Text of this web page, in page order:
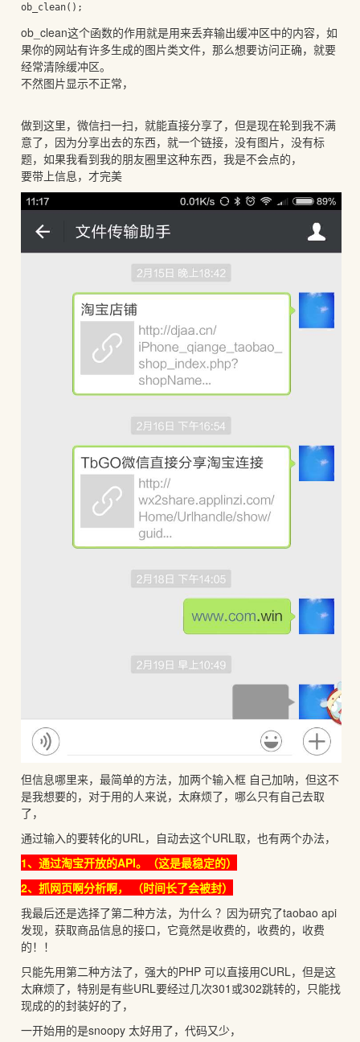
ob_clean();
ob_clean这个函数的作用就是用来丢弃输出缓冲区中的内容，如
果你的网站有许多生成的图片类文件，那么想要访问正确，就要
经常清除缓冲区。
不然图片显示不正常，
做到这里，微信扫一扫，就能直接分享了，但是现在轮到我不满
意了，因为分享出去的东西，就一个链接，没有图片，没有标
题，如果我看到我的朋友圈里这种东西，我是不会点的，
要带上信息，才完美
但信息哪里来，最简单的方法，加两个输入框 自己加呐，但这不
是我想要的，对于用的人来说，太麻烦了，哪么只有自己去取
了，
通过输入的要转化的URL，自动去这个URL取，也有两个办法，
1、通过淘宝开放的API。（这是最稳定的）
2、抓网页啊分析啊， （时间长了会被封）
我最后还是选择了第二种方法，为什么 ？因为研究了taobao api
发现，获取商品信息的接口，它竟然是收费的，收费的，收费
的！！
只能先用第二种方法了，强大的PHP 可以直接用CURL，但是这
太麻烦了，特别是有些URL要经过几次301或302跳转的，只能找
现成的的封装好的了，
一开始用的是snoopy 太好用了，代码又少，